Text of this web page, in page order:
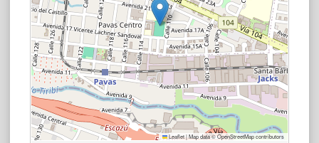
Leaflet|Map data ©OpenStreetMapcontributors